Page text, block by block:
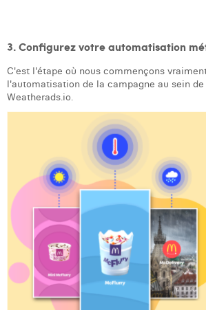
3. Configurez votre automatisation
C'est l'étape où nous commençons
l'automatisation de la campagne au sein
Weatherads.io.